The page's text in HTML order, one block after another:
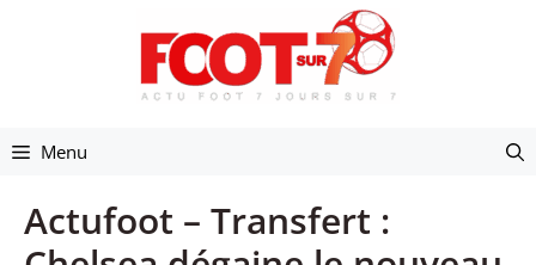
Menu
Actufoot – Transfert :